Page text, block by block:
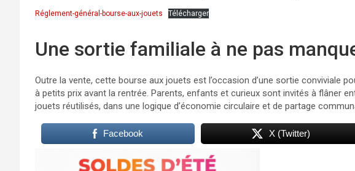
Réglement-général-bourse-aux-jouets Télécharger
Une sortie familiale à ne pas
Outre la vente, cette bourse aux jouets est l’occasion d’une sortie conviviale
à petits prix avant la rentrée. Parents, enfants et curieux sont invités à flâner
jouets réutilisés, dans une logique d’économie circulaire et de partage
Facebook X (Twitter)